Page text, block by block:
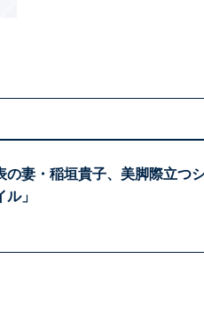
の妻・稲垣貴子、美脚際立つ
」